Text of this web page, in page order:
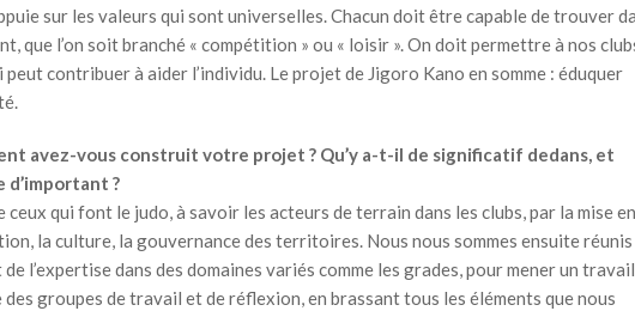
sur les valeurs qui sont universelles. Chacun doit être capable de trouver
que l’on soit branché « compétition » ou « loisir ». On doit permettre à nos
contribuer à aider l’individu. Le projet de Jigoro Kano en somme : éduquer
avez-vous construit votre projet ? Qu’y a-t-il de significatif dedans, et
d’important ?
qui font le judo, à savoir les acteurs de terrain dans les clubs, par la mise en
la culture, la gouvernance des territoires. Nous nous sommes ensuite réunis
l’expertise dans des domaines variés comme les grades, pour mener un travail
des groupes de travail et de réflexion, en brassant tous les éléments que nous